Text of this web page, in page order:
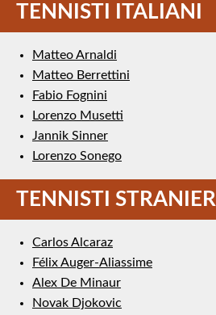
TENNISTI ITALIANI
Matteo Arnaldi
Matteo Berrettini
Fabio Fognini
Lorenzo Musetti
Jannik Sinner
Lorenzo Sonego
TENNISTI STRANIERI
Carlos Alcaraz
Félix Auger-Aliassime
Alex De Minaur
Novak Djokovic